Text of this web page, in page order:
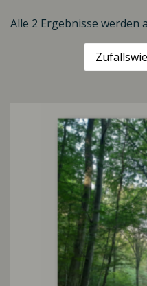
Alle 2 Ergebnisse werden